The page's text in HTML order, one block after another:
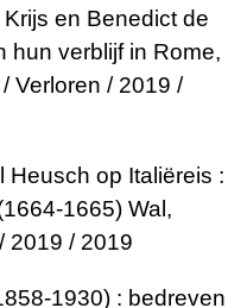
en Benedict de
hun verblijf in Rome,
Verloren / 2019 /
Heusch op Italiëreis :
1665) Wal,
2019 / 2019
1930) : bedreven